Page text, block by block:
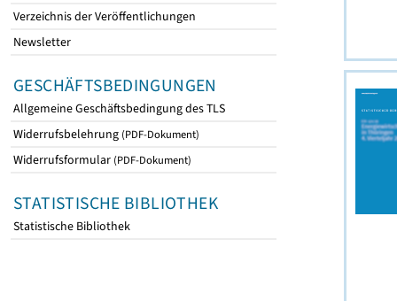
Verzeichnis der Veröffentlichungen
Newsletter
GESCHÄFTSBEDINGUNGEN
Allgemeine Geschäftsbedingung des TLS
Widerrufsbelehrung (PDF-Dokument)
Widerrufsformular (PDF-Dokument)
STATISTISCHE BIBLIOTHEK
Statistische Bibliothek